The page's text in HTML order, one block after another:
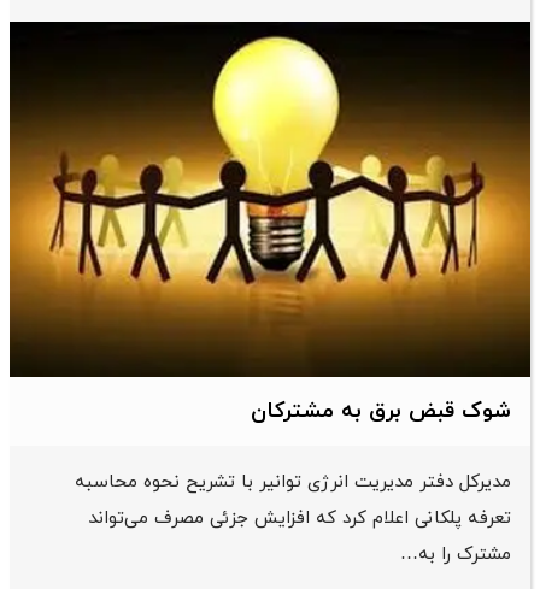
شوک قبض برق به مشترکان
مدیرکل دفتر مدیریت انرژی توانیر با تشریح نحوه محاسبه
تعرفه پلکانی اعلام کرد که افزایش جزئی مصرف می‌تواند
مشترک را به…